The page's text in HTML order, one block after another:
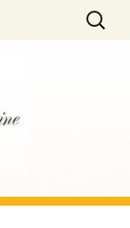
ストラン
ゾン・クル
検